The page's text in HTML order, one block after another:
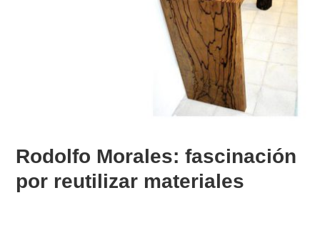
Rodolfo Morales: fascinación
por reutilizar materiales